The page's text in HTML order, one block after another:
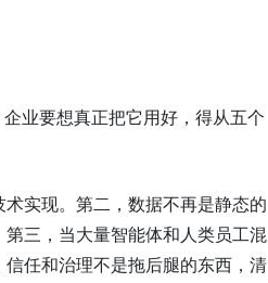
业要想真正把它用好，得从五个
实现。第二，数据不再是静态的
三，当大量智能体和人类员工混
任和治理不是拖后腿的东西，清